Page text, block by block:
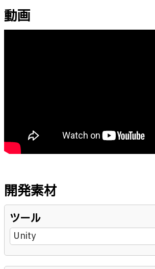
動画
開発素材
ツール
Unity